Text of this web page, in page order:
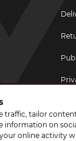
traffic, tailor
information on
online activity